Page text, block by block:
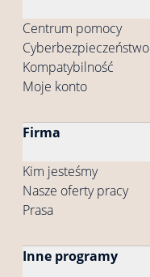
Centrum pomocy
Cyberbezpieczeństwo
Kompatybilność
Moje konto
Firma
Kim jesteśmy
Nasze oferty pracy
Prasa
Inne programy